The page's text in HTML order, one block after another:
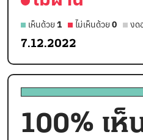
เห็นด้วย 1 ไม่เห็นด้วย 0 งด
7.12.2022
100% เห็